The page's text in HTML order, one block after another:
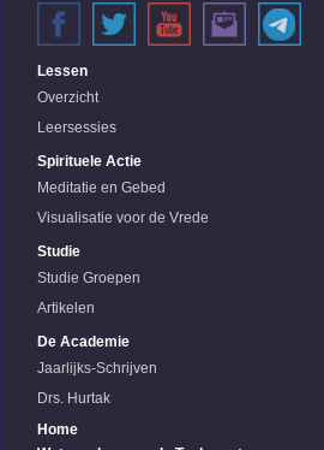
Lessen
Overzicht
Leersessies
Spirituele Actie
Meditatie en Gebed
Visualisatie voor de Vrede
Studie
Studie Groepen
Artikelen
De Academie
Jaarlijks-Schrijven
Drs. Hurtak
Home